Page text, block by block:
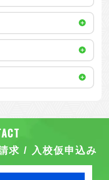
求 / 入校仮申込み